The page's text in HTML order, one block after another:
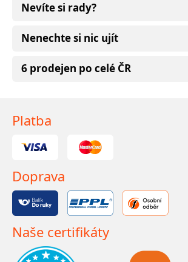
Nevíte si rady?
Nenechte si nic ujít
6 prodejen po celé ČR
Platba
Doprava
Naše certifikáty